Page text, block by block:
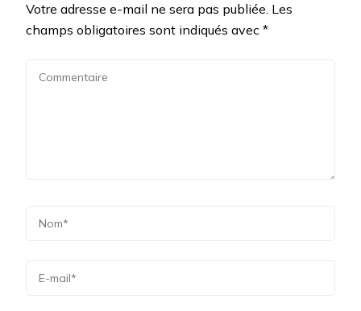
Votre adresse e-mail ne sera pas publiée. Les
champs obligatoires sont indiqués avec *